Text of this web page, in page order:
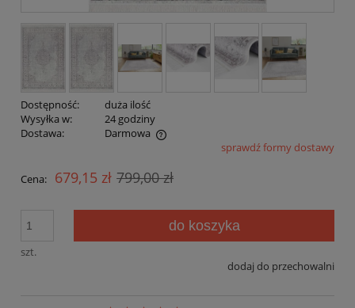
Dostępność:
duża ilość
Wysyłka w:
24 godziny
Dostawa:
Darmowa
Cena nie zawiera ewentualnych kosztów płatnościsprawdź formy dostawy
Cena: 679,15 zł 799,00 zł
szt.
do koszyka
dodaj do przechowalni